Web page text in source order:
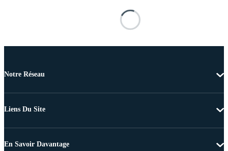
Notre Réseau
Liens Du Site
En Savoir Davantage